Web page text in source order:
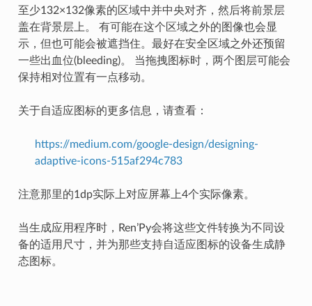
至少132×132像素的区域中并中央对齐，然后将前景层
盖在背景层上。 有可能在这个区域之外的图像也会显
示，但也可能会被遮挡住。最好在安全区域之外还预留
一些出血位(bleeding)。 当拖拽图标时，两个图层可能会
保持相对位置有一点移动。
关于自适应图标的更多信息，请查看：
https://medium.com/google-design/designing-
adaptive-icons-515af294c783
注意那里的1dp实际上对应屏幕上4个实际像素。
当生成应用程序时，Ren’Py会将这些文件转换为不同设
备的适用尺寸，并为那些支持自适应图标的设备生成静
态图标。